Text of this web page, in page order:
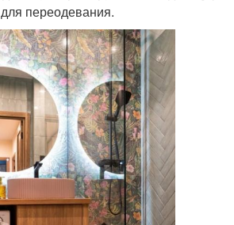
переодевания.